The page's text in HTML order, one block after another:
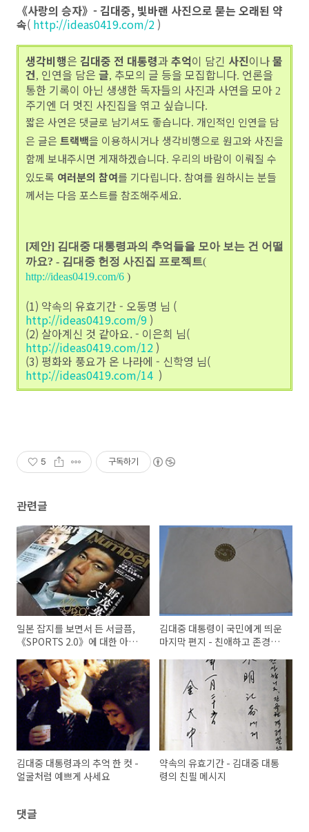
《사랑의 승자》- 김대중, 빛바랜 사진으로 묻는 오래된 약
속( http://ideas0419.com/2 )
생각비행은 김대중 전 대통령과추억이 담긴 사진이나물
건, 인연을 담은 글, 추모의 글 등을 모집합니다. 언론을
통한 기록이 아닌 생생한 독자들의 사진과 사연을 모아 2
주기엔 더 멋진 사진집을 엮고 싶습니다.
짧은 사연은 댓글로 남기셔도 좋습니다. 개인적인 인연을 담
은 글은 트랙백을 이용하시거나 생각비행으로 원고와 사진을
함께 보내주시면 게재하겠습니다. 우리의 바람이 이뤄질 수
있도록 여러분의 참여를 기다립니다. 참여를 원하시는 분들
께서는 다음 포스트를 참조해주세요.
[제안] 김대중 대통령과의 추억들을 모아 보는 건 어떨
까요? - 김대중 헌정 사진집 프로젝트(
http://ideas0419.com/6 )
(1) 약속의 유효기간 - 오동명 님 (
http://ideas0419.com/9 )
(2) 살아계신 것 같아요. - 이은희 님(
http://ideas0419.com/12 )
(3) 평화와 풍요가 온 나라에 - 신학영 님(
http://ideas0419.com/14 )
5 구독하기
관련글
일본 잡지를 보면서 든 서글픔,
《SPORTS 2.0》에 대한 아쉬
김대중 대통령이 국민에게 띄운
마지막 편지 - 친애하고 존경하
김대중 대통령과의 추억 한 컷 -
얼굴처럼 예쁘게 사세요
약속의 유효기간 - 김대중 대통
령의 친필 메시지
댓글